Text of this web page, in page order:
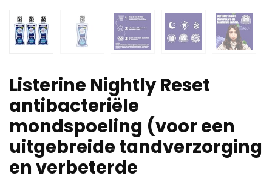
Listerine Nightly Reset
antibacteriële
mondspoeling (voor een
uitgebreide tandverzorging
en verbeterde